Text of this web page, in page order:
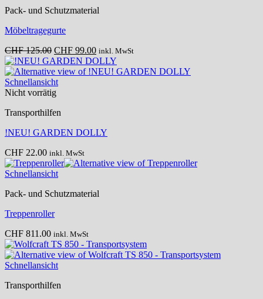
Pack- und Schutzmaterial
Möbeltragegurte
CHF125.00 Ursprünglicher
Preis
war:
CHF 125.00
CHF 99.00Aktueller
Preis
ist:
inkl. MwSt
Schnellansicht
Nicht vorrätig
Transporthilfen
!NEU! GARDEN DOLLY
CHF 22.00 inkl. MwSt
Schnellansicht
Pack- und Schutzmaterial
Treppenroller
CHF 811.00 inkl. MwSt
Schnellansicht
Transporthilfen